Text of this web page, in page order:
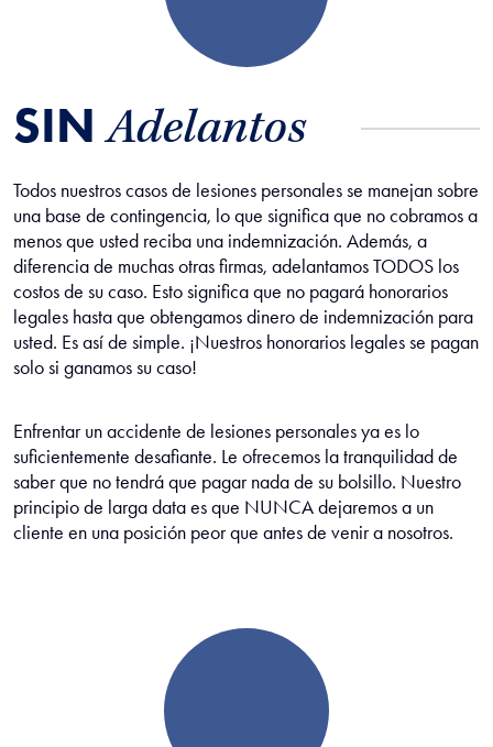
SINAdelantos
Todos nuestros casos de lesiones personales se manejan sobre
una base de contingencia, lo que significa que no cobramos a
menos que usted reciba una indemnización. Además, a
diferencia de muchas otras firmas, adelantamos TODOS los
costos de su caso. Esto significa que no pagará honorarios
legales hasta que obtengamos dinero de indemnización para
usted. Es así de simple. ¡Nuestros honorarios legales se pagan
solo si ganamos su caso!
Enfrentar un accidente de lesiones personales ya es lo
suficientemente desafiante. Le ofrecemos la tranquilidad de
saber que no tendrá que pagar nada de su bolsillo. Nuestro
principio de larga data es que NUNCA dejaremos a un
cliente en una posición peor que antes de venir a nosotros.